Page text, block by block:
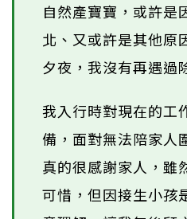
自然產寶寶，或許是
北、又或許是其他原
夕夜，我沒有再遇過
我入行時對現在的工
備，面對無法陪家人
真的很感謝家人，雖
可惜，但因接生小孩